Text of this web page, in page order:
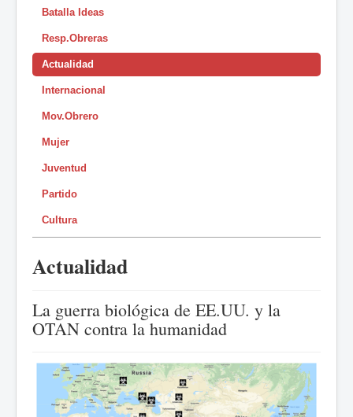
Batalla Ideas
Resp.Obreras
Actualidad
Internacional
Mov.Obrero
Mujer
Juventud
Partido
Cultura
Actualidad
La guerra biológica de EE.UU. y la
OTAN contra la humanidad